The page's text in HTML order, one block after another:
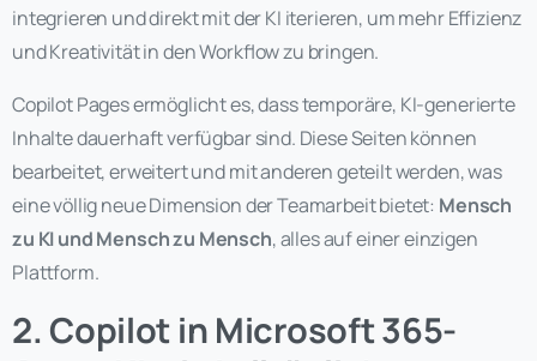
integrieren und direkt mit der KI iterieren, um mehr Effizienz
und Kreativität in den Workflow zu bringen.
Copilot Pages ermöglicht es, dass temporäre, KI-generierte
Inhalte dauerhaft verfügbar sind. Diese Seiten können
bearbeitet, erweitert und mit anderen geteilt werden, was
eine völlig neue Dimension der Teamarbeit bietet: Mensch
zu KI und Mensch zu Mensch, alles auf einer einzigen
Plattform.
2. Copilot in Microsoft 365-